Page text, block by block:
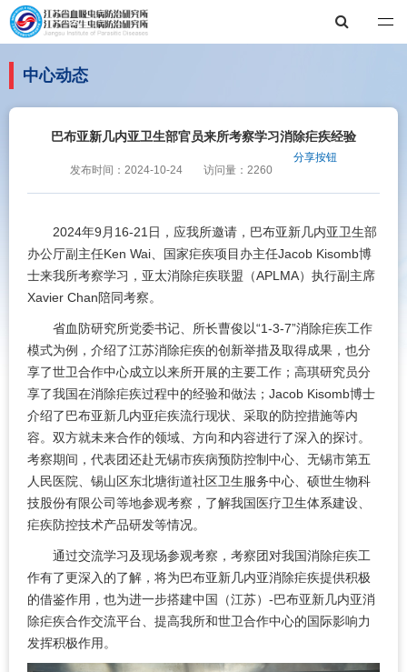
江苏省血吸虫病防治研究所、江苏省寄生虫病防治研究所 世界卫生组
中心动态
巴布亚新几内亚卫生部官员来所考察学习消除疟疾经验
发布时间：2024-10-24 访问量：2260
分享按钮
2024年9月16-21日，应我所邀请，巴布亚新几内亚卫生部
办公厅副主任Ken Wai、
国家疟疾项目办主任Jacob Kisomb博
士来我所考察学习，亚太消除疟疾联盟（APLMA）执行副主席
Xavier Chan陪同考察。
省血防研究所党委书记、所长曹俊以“1-3-7”消除疟疾工作
模式为例，介绍了江苏消除疟疾的创新举措及取得成果，也分
享了世卫合作中心成立以来所开展的主要工作；高琪研究员分
享了我国在消除疟疾过程中的经验和做法；Jacob Kisomb博士
介绍了巴布亚新几内亚疟疾流行现状、采取的防控措施等内
容。双方就未来合作的领域、方向和内容进行了深入的探讨。
考察期间，代表团还赴无锡市疾病预防控制中心、无锡市第五
人民医院、锡山区东北塘街道社区卫生服务中心、硕世生物科
技股份有限公司等地参观考察，了解我国医疗卫生体系建设、
疟疾防控技术产品研发等情况。
通过交流学习及现场参观考察，考察团对我国消除疟疾工
作有了更深入的了解，将为巴布亚新几内亚消除疟疾提供积极
的借鉴作用，也为进一步搭建中国（江苏）-巴布亚新几内亚消
除疟疾合作交流平台、提高我所和世卫合作中心的国际影响力
发挥积极作用。